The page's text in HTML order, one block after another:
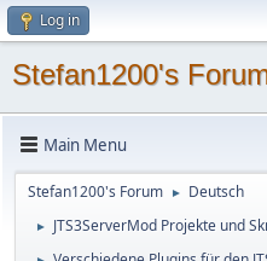
Log in
Stefan1200's
Main Menu
Stefan1200's Forum ► Deutsch
► JTS3ServerMod Projekte und